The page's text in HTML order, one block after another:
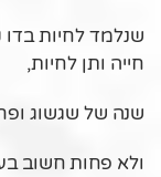
שנלמד לחיות בדו
חייה ותן לחיות,
שנה של שגשוג
ולא פחות חשוב